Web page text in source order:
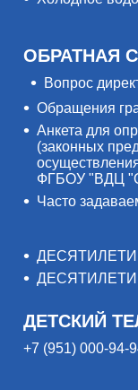
ОБРАТНАЯ
Вопрос
Обращения
Анкета для
(законных
ФГБОУ "ВДЦ
Часто
ДЕТСКИЙ
+7 (951) 000-94-